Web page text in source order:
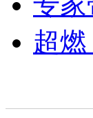
超